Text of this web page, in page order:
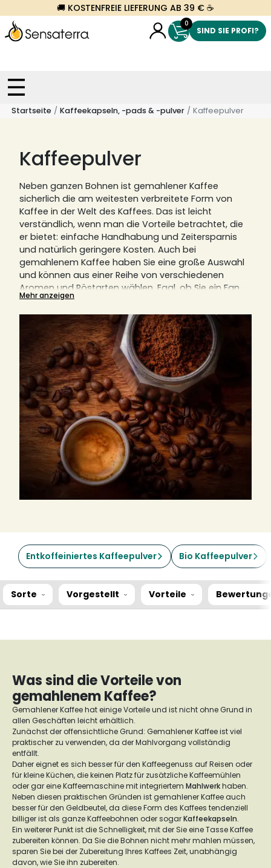
🚚 KOSTENFREIE LIEFERUNG AB 39 € ☕
0
SIND SIE PROFI?
Startseite Kaffeekapseln, -pads & -pulver Kaffeepulver
Kaffeepulver
Neben ganzen Bohnen ist gemahlener Kaffee
sicherlich die am weitesten verbreitete Form von
Kaffee in der Welt des Kaffees. Das ist leicht
verständlich, wenn man die Vorteile betrachtet, die
er bietet: einfache Handhabung und Zeitersparnis
und natürlich geringere Kosten. Auch bei
gemahlenem Kaffee haben Sie eine große Auswahl
und können aus einer Reihe von verschiedenen
Aromen und Röstarten wählen. Egal, ob Sie ein Fan
von Filtermaschinen, italienischen Kaffeemaschinen,
Kolbenkaffeemaschinen (auch bekannt als French
Press) oder anderen Geräten sind, gemahlener
Kaffee ist immer eine notwendige Komponente.
erklären wir Ihnen auch, warum der richtige Mahlgrad
für den perfekten Kaffeegenuss entscheidend ist.
Finden Sie hier Ihre nächste Lieblingsrösterei, egal ob
aus Italien, Deutschland oder Frankreich.
Mehr anzeigen
Entkoffeiniertes Kaffeepulver Bio Kaffeepulver
Sorte Vorgestellt Vorteile
Was sind die Vorteile von
gemahlenem Kaffee?
Gemahlener Kaffee hat einige Vorteile und ist nicht ohne Grund in
allen Geschäften leicht erhältlich.
Zunächst der offensichtliche Grund: Gemahlener Kaffee ist viel
praktischer zu verwenden, da der Mahlvorgang vollständig
entfällt.
Daher eignet es sich besser für den Kaffeegenuss auf Reisen oder
für kleine Küchen, die keinen Platz für zusätzliche Kaffeemühlen
oder gar eine Kaffeemaschine mit integriertem Mahlwerkhaben.
Neben diesen praktischen Gründen ist gemahlener Kaffee auch
besser für den Geldbeutel, da diese Form des Kaffees tendenziell
billiger ist als ganze Kaffeebohnen oder sogarKaffeekapseln.
Ein weiterer Punkt ist die Schnelligkeit, mit der Sie eine Tasse Kaffee
zubereiten können. Da Sie die Bohnen nicht mehr mahlen müssen,
sparen Sie bei der Zubereitung Ihres Kaffees Zeit, unabhängig
davon, wie Sie ihn zubereiten.